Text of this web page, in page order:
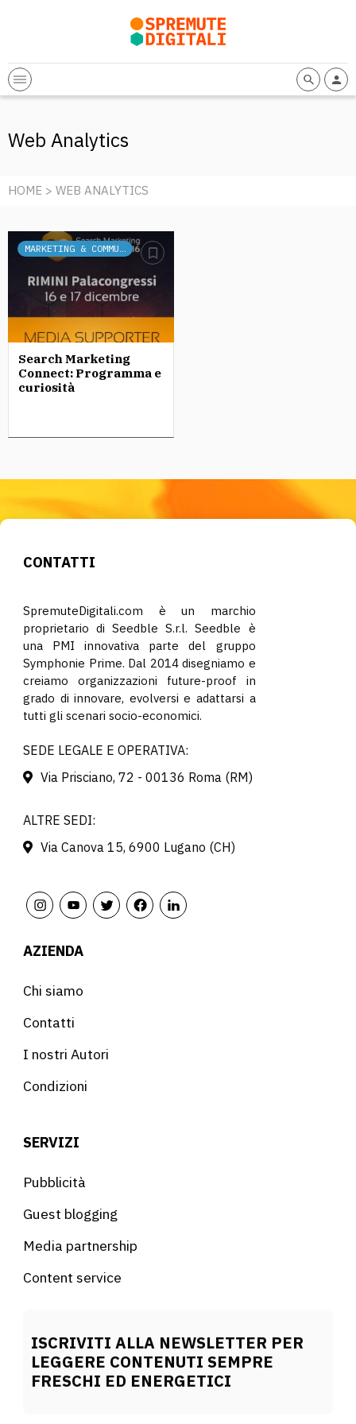
Web Analytics
HOME > WEB ANALYTICS
MARKETING & COMMUNICATION
Search Marketing
Connect: Programma e
curiosità
CONTATTI
SpremuteDigitali.com è un marchio
proprietario di Seedble S.r.l. Seedble è
una PMI innovativa parte del gruppo
Symphonie Prime. Dal 2014 disegniamo e
creiamo organizzazioni future-proof in
grado di innovare, evolversi e adattarsi a
tutti gli scenari socio-economici.
SEDE LEGALE E OPERATIVA:
Via Prisciano, 72 - 00136 Roma (RM)
ALTRE SEDI:
Via Canova 15, 6900 Lugano (CH)
AZIENDA
Chi siamo
Contatti
I nostri Autori
Condizioni
SERVIZI
Pubblicità
Guest blogging
Media partnership
Content service
ISCRIVITI ALLA NEWSLETTER PER
LEGGERE CONTENUTI SEMPRE
FRESCHI ED ENERGETICI